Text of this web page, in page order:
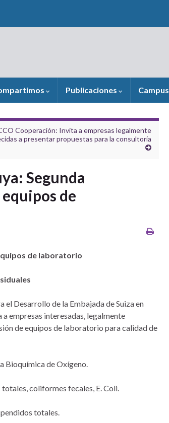
Publicaciones Campus
Cooperación: Invita a empresas legalmente
a presentar propuestas para la consultoría
Segunda
de
de laboratorio
Desarrollo de la Embajada de Suiza en
empresas interesadas, legalmente
de equipos de laboratorio para calidad de
Bioquímica de Oxígeno.
coliformes fecales, E. Coli.
totales.